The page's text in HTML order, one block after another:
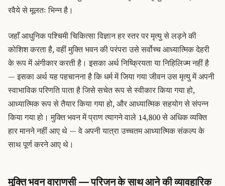
रवैये से मूलतः भिन्न है।
जहाँ आधुनिक पश्चिमी चिकित्सा विज्ञान हर स्तर पर मृत्यु से लड़ने की
कोशिश करता है, वहीं मुक्ति भवन की परंपरा उसे सर्वोच्च आध्यात्मिक देहरी
के रूप में अंगीकार करती है। इसका अर्थ निष्क्रियता या निहिलिज्म नहीं है
— इसका अर्थ यह पहचानना है कि धर्म में जिया गया जीवन उस मृत्यु में अपनी
स्वाभाविक परिणति पाता है जिसे सचेत रूप से स्वीकार किया गया हो,
आध्यात्मिक रूप से तैयार किया गया हो, और आध्यात्मिक सहयोग से संपन्न
किया गया हो। मुक्ति भवन में प्राण त्यागने वाले 14,800 से अधिक व्यक्ति
हार मानने नहीं आए थे — वे अपनी यात्रा उच्चतम आध्यात्मिक संकल्प के
साथ पूर्ण करने आए थे।
मुक्ति भवन वाराणसी — परिजन के साथ आने की व्यावहारिक